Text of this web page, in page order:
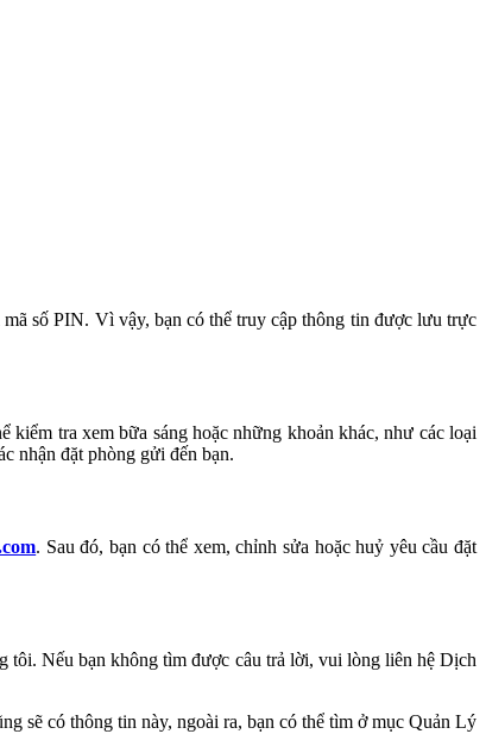
mã số PIN. Vì vậy, bạn có thể truy cập thông tin được lưu trực
tra xem bữa sáng hoặc những khoản khác, như các loại
nhận đặt phòng gửi đến bạn.
. Sau đó, bạn có thể xem, chỉnh sửa hoặc huỷ yêu cầu đặt
tôi. Nếu bạn không tìm được câu trả lời, vui lòng liên hệ Dịch
sẽ có thông tin này, ngoài ra, bạn có thể tìm ở mục Quản Lý